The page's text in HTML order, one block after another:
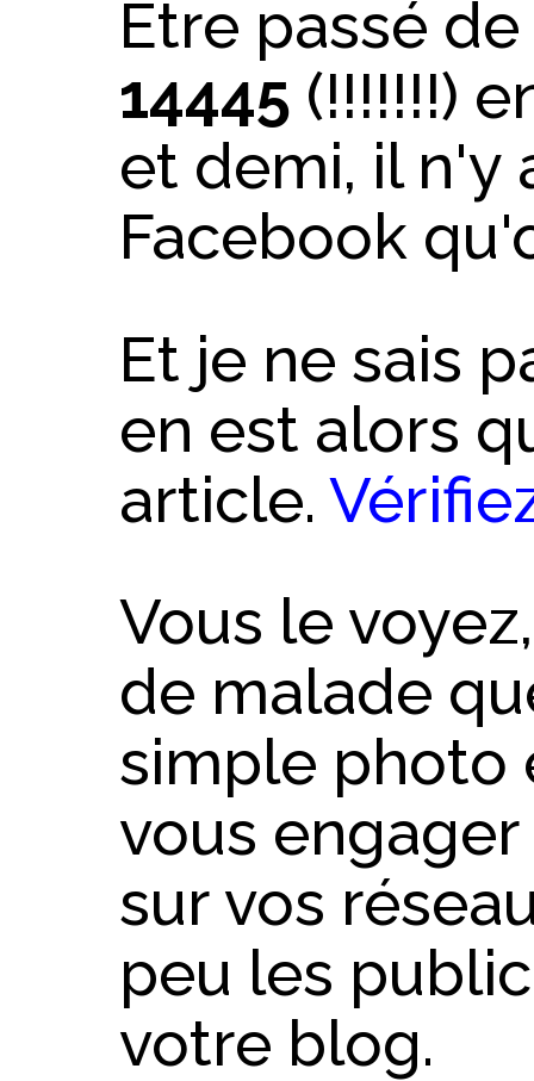
Être passé
14445 (!!!!!!!)
et demi, il n'y
Facebook
Et je ne sais
en est alors
article.
Vous le
de malade
simple photo
vous
sur vos
peu les
votre blog.